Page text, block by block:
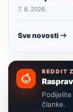
7. 8. 2026.
Sve novosti
REDDIT
članke.